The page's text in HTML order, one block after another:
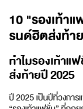
10 "รองเท้า
รนด์ฮิตส่งท้า
ทำไมรองเท้าแ
ส่งท้ายปี 2025
ปี 2025 เป็นปีที่วงกา